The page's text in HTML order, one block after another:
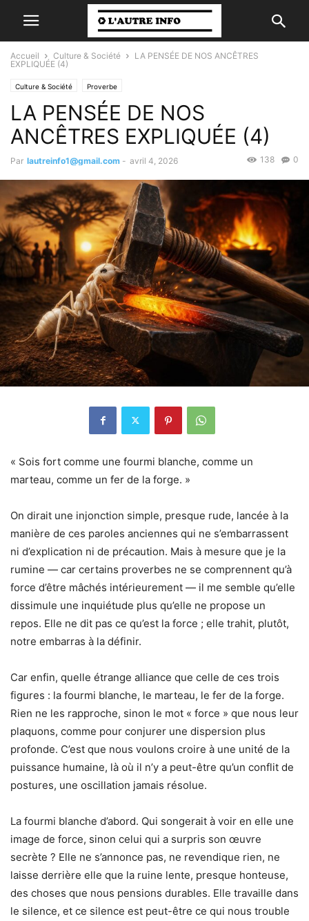
Accueil Culture & Société
LA PENSÉE DE NOS ANCÊTRES
EXPLIQUÉE (4)
Culture & Société Proverbe
LA PENSÉE DE NOS
ANCÊTRES EXPLIQUÉE (4)
Par lautreinfo1@gmail.com - avril 4, 2026 0
138
« Sois fort comme une fourmi blanche, comme un
marteau, comme un fer de la forge. »
On dirait une injonction simple, presque rude, lancée à la
manière de ces paroles anciennes qui ne s’embarrassent
ni d’explication ni de précaution. Mais à mesure que je la
rumine — car certains proverbes ne se comprennent qu’à
force d’être mâchés intérieurement — il me semble qu’elle
dissimule une inquiétude plus qu’elle ne propose un
repos. Elle ne dit pas ce qu’est la force ; elle trahit, plutôt,
notre embarras à la définir.
Car enfin, quelle étrange alliance que celle de ces trois
figures : la fourmi blanche, le marteau, le fer de la forge.
Rien ne les rapproche, sinon le mot « force » que nous leur
plaquons, comme pour conjurer une dispersion plus
profonde. C’est que nous voulons croire à une unité de la
puissance humaine, là où il n’y a peut-être qu’un conflit de
postures, une oscillation jamais résolue.
La fourmi blanche d’abord. Qui songerait à voir en elle une
image de force, sinon celui qui a surpris son œuvre
secrète ? Elle ne s’annonce pas, ne revendique rien, ne
laisse derrière elle que la ruine lente, presque honteuse,
des choses que nous pensions durables. Elle travaille dans
le silence, et ce silence est peut-être ce qui nous trouble